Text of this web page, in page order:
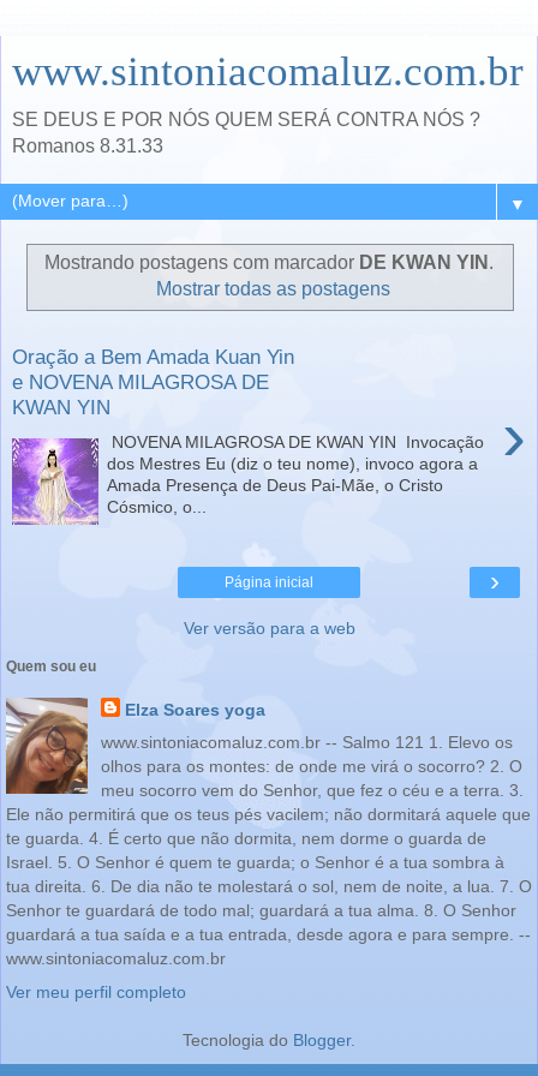
www.sintoniacomaluz.com.br
SE DEUS E POR NÓS QUEM SERÁ CONTRA NÓS ?
Romanos 8.31.33
▼
Mostrando postagens com marcador DE KWAN YIN .
Mostrar todas as postagens
Oração a Bem Amada Kuan Yin
e NOVENA MILAGROSA DE
KWAN YIN
›
NOVENA MILAGROSA DE KWAN YIN Invocação
dos Mestres Eu (diz o teu nome), invoco agora a
Amada Presença de Deus Pai-Mãe, o Cristo
Cósmico, o...
›
Página inicial
Ver versão para a web
Quem sou eu
Elza Soares yoga
www.sintoniacomaluz.com.br -- Salmo 121 1. Elevo os
olhos para os montes: de onde me virá o socorro? 2. O
meu socorro vem do Senhor, que fez o céu e a terra. 3.
Ele não permitirá que os teus pés vacilem; não dormitará aquele que
te guarda. 4. É certo que não dormita, nem dorme o guarda de
Israel. 5. O Senhor é quem te guarda; o Senhor é a tua sombra à
tua direita. 6. De dia não te molestará o sol, nem de noite, a lua. 7. O
Senhor te guardará de todo mal; guardará a tua alma. 8. O Senhor
guardará a tua saída e a tua entrada, desde agora e para sempre. --
www.sintoniacomaluz.com.br
Ver meu perfil completo
Tecnologia do Blogger.